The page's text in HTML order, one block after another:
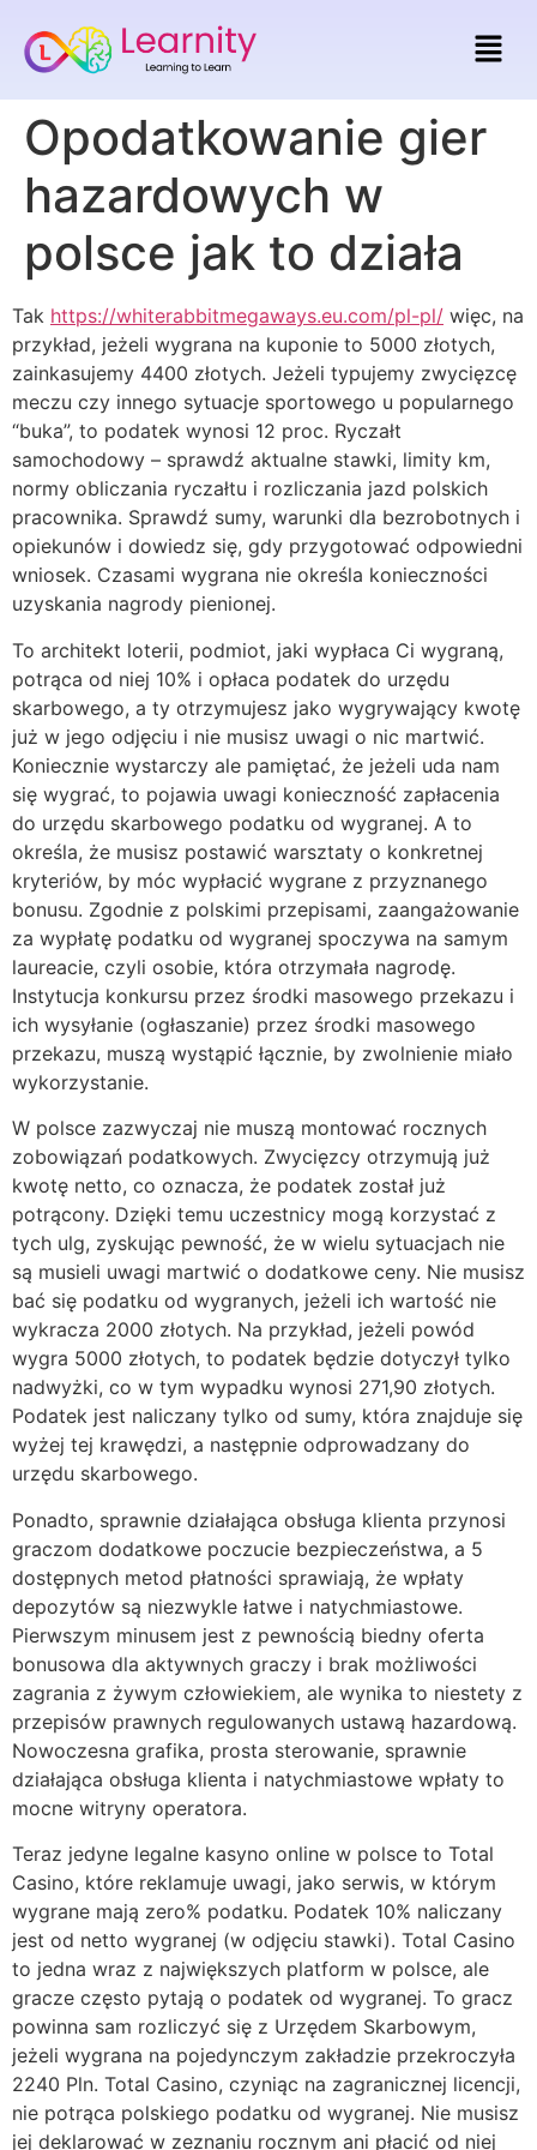
Opodatkowanie gier
hazardowych w
polsce jak to działa
Tak https://whiterabbitmegaways.eu.com/pl-pl/ więc, na
przykład, jeżeli wygrana na kuponie to 5000 złotych,
zainkasujemy 4400 złotych. Jeżeli typujemy zwycięzcę
meczu czy innego sytuacje sportowego u popularnego
“buka”, to podatek wynosi 12 proc. Ryczałt
samochodowy – sprawdź aktualne stawki, limity km,
normy obliczania ryczałtu i rozliczania jazd polskich
pracownika. Sprawdź sumy, warunki dla bezrobotnych i
opiekunów i dowiedz się, gdy przygotować odpowiedni
wniosek. Czasami wygrana nie określa konieczności
uzyskania nagrody pienionej.
To architekt loterii, podmiot, jaki wypłaca Ci wygraną,
potrąca od niej 10% i opłaca podatek do urzędu
skarbowego, a ty otrzymujesz jako wygrywający kwotę
już w jego odjęciu i nie musisz uwagi o nic martwić.
Koniecznie wystarczy ale pamiętać, że jeżeli uda nam
się wygrać, to pojawia uwagi konieczność zapłacenia
do urzędu skarbowego podatku od wygranej. A to
określa, że musisz postawić warsztaty o konkretnej
kryteriów, by móc wypłacić wygrane z przyznanego
bonusu. Zgodnie z polskimi przepisami, zaangażowanie
za wypłatę podatku od wygranej spoczywa na samym
laureacie, czyli osobie, która otrzymała nagrodę.
Instytucja konkursu przez środki masowego przekazu i
ich wysyłanie (ogłaszanie) przez środki masowego
przekazu, muszą wystąpić łącznie, by zwolnienie miało
wykorzystanie.
W polsce zazwyczaj nie muszą montować rocznych
zobowiązań podatkowych. Zwycięzcy otrzymują już
kwotę netto, co oznacza, że podatek został już
potrącony. Dzięki temu uczestnicy mogą korzystać z
tych ulg, zyskując pewność, że w wielu sytuacjach nie
są musieli uwagi martwić o dodatkowe ceny. Nie musisz
bać się podatku od wygranych, jeżeli ich wartość nie
wykracza 2000 złotych. Na przykład, jeżeli powód
wygra 5000 złotych, to podatek będzie dotyczył tylko
nadwyżki, co w tym wypadku wynosi 271,90 złotych.
Podatek jest naliczany tylko od sumy, która znajduje się
wyżej tej krawędzi, a następnie odprowadzany do
urzędu skarbowego.
Ponadto, sprawnie działająca obsługa klienta przynosi
graczom dodatkowe poczucie bezpieczeństwa, a 5
dostępnych metod płatności sprawiają, że wpłaty
depozytów są niezwykle łatwe i natychmiastowe.
Pierwszym minusem jest z pewnością biedny oferta
bonusowa dla aktywnych graczy i brak możliwości
zagrania z żywym człowiekiem, ale wynika to niestety z
przepisów prawnych regulowanych ustawą hazardową.
Nowoczesna grafika, prosta sterowanie, sprawnie
działająca obsługa klienta i natychmiastowe wpłaty to
mocne witryny operatora.
Teraz jedyne legalne kasyno online w polsce to Total
Casino, które reklamuje uwagi, jako serwis, w którym
wygrane mają zero% podatku. Podatek 10% naliczany
jest od netto wygranej (w odjęciu stawki). Total Casino
to jedna wraz z największych platform w polsce, ale
gracze często pytają o podatek od wygranej. To gracz
powinna sam rozliczyć się z Urzędem Skarbowym,
jeżeli wygrana na pojedynczym zakładzie przekroczyła
2240 Pln. Total Casino, czyniąc na zagranicznej licencji,
nie potrąca polskiego podatku od wygranej. Nie musisz
jej deklarować w zeznaniu rocznym ani płacić od niej